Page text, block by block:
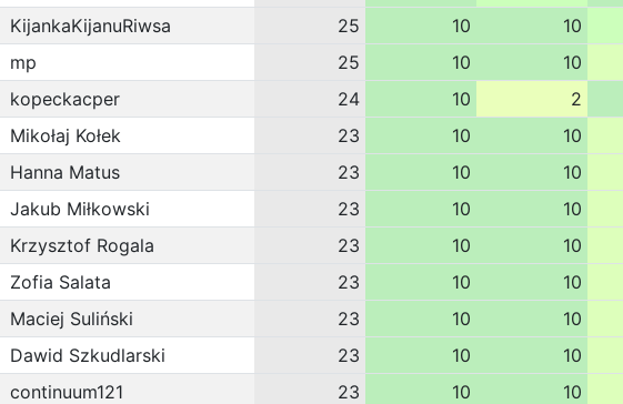
KijankaKijanuRiwsa 25 10 10
mp 25 10 10
kopeckacper 24 10 2
Mikołaj Kołek 23 10 10
Hanna Matus 23 10 10
Jakub Miłkowski 23 10 10
Krzysztof Rogala 23 10 10
Zofia Salata 23 10 10
Maciej Suliński 23 10 10
Dawid Szkudlarski 23 10 10
continuum121 23 10 10